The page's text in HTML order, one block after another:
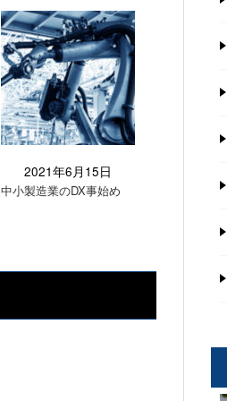
2021年6月15日
中小製造業のDX事始め